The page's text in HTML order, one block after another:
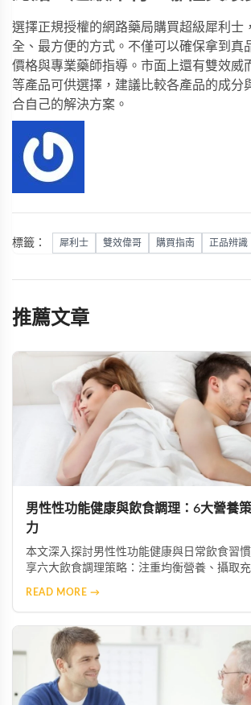
選擇正規授權的網路藥局購買超級犀利士
全、最方便的方式。不僅可以確保拿到真
價格與專業藥師指導。市面上還有雙效威
等產品可供選擇，建議比較各產品的成分
合自己的解決方案。
標籤： 犀利士 雙效偉哥 購買指南 正品辨識
推薦文章
男性性功能健康與飲食調理：6大營養
力
本文深入探討男性性功能健康與日常飲食習
享六大飲食調理策略：注重均衡營養、攝取
READ MORE →